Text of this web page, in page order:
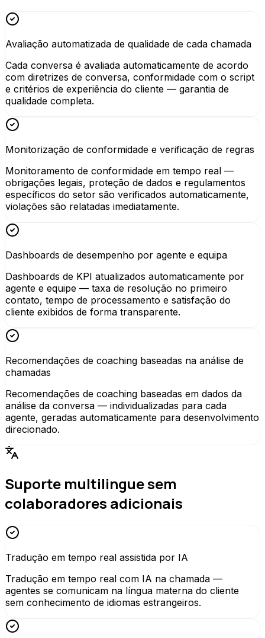
Avaliação automatizada de qualidade de cada chamada
Cada conversa é avaliada automaticamente de acordo
com diretrizes de conversa, conformidade com o script
e critérios de experiência do cliente — garantia de
qualidade completa.
Monitorização de conformidade e verificação de regras
Monitoramento de conformidade em tempo real —
obrigações legais, proteção de dados e regulamentos
específicos do setor são verificados automaticamente,
violações são relatadas imediatamente.
Dashboards de desempenho por agente e equipa
Dashboards de KPI atualizados automaticamente por
agente e equipe — taxa de resolução no primeiro
contato, tempo de processamento e satisfação do
cliente exibidos de forma transparente.
Recomendações de coaching baseadas na análise de
chamadas
Recomendações de coaching baseadas em dados da
análise da conversa — individualizadas para cada
agente, geradas automaticamente para desenvolvimento
direcionado.
Suporte multilingue sem
colaboradores adicionais
Tradução em tempo real assistida por IA
Tradução em tempo real com IA na chamada —
agentes se comunicam na língua materna do cliente
sem conhecimento de idiomas estrangeiros.